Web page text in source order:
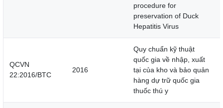
procedure for
preservation of Duck
Hepatitis Virus
QCVN
22:2016/BTC
2016
Quy chuẩn kỹ thuật
quốc gia về nhập, xuất
tại của kho và bảo quản
hàng dự trữ quốc gia
thuốc thú y